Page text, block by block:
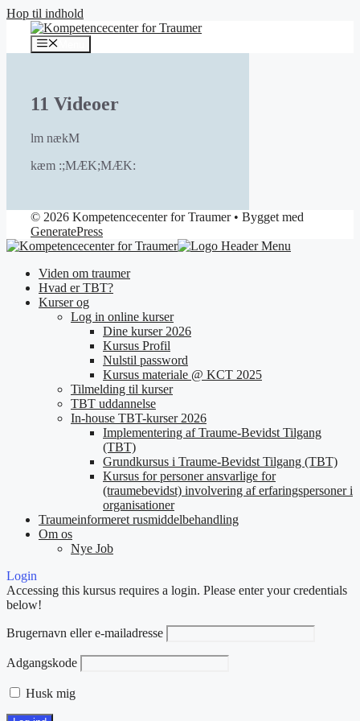
Hop til indhold
11 Videoer
lm nækM
kæm :;MÆK;MÆK:
© 2026 Kompetencecenter for Traumer• Bygget med
GeneratePress
Viden om traumer
Hvad er TBT?
Kurser og
Log in online kurser
Dine kurser 2026
Kursus Profil
Nulstil password
Kursus materiale @ KCT 2025
Tilmelding til kurser
TBT uddannelse
In-house TBT-kurser 2026
Implementering af Traume-Bevidst Tilgang
(TBT)
Grundkursus i Traume-Bevidst Tilgang (TBT)
Kursus for personer ansvarlige for
(traumebevidst) involvering af erfaringspersoner i
organisationer
Traumeinformeret rusmiddelbehandling
Om os
Nye Job
Login
Accessing this kursus requires a login. Please enter your credentials
below!
Brugernavn eller e-mailadresse
Adgangskode
Husk mig